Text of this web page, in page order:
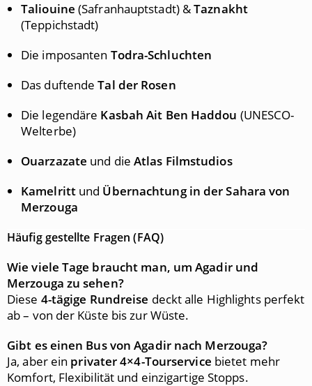
Taliouine (Safranhauptstadt) &Taznakht
(Teppichstadt)
Die imposanten Todra-Schluchten
Das duftendeTal der Rosen
Die legendäre Kasbah Ait Ben Haddou (UNESCO-
Welterbe)
Ouarzazate und die Atlas Filmstudios
Kamelrittund Übernachtung in der Sahara von
Merzouga
Häufig gestellte Fragen (FAQ)
Wie viele Tage braucht man, um Agadir und
Merzouga zu sehen?
Diese 4-tägige Rundreise deckt alle Highlights perfekt
ab – von der Küste bis zur Wüste.
Gibt es einen Bus von Agadir nach Merzouga?
Ja, aber ein privater 4×4-Tourservice bietet mehr
Komfort, Flexibilität und einzigartige Stopps.